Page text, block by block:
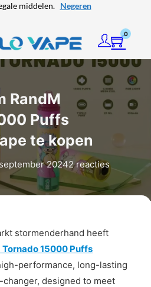
middelen. Negeren
0
RandM
Puffs
te kopen
20242 reacties
stormenderhand heeft
Tornado 15000 Puffs
performance, long-lasting
designed to meet